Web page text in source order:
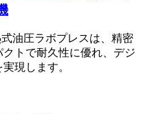
油圧ラボプレスは、精密
トで耐久性に優れ、デジ
現します。